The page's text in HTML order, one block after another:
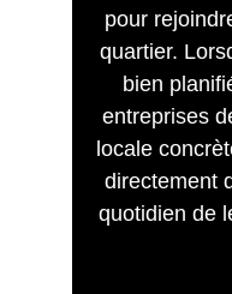
pour
quartier.
bien
entreprises
locale
directement
quotidien de